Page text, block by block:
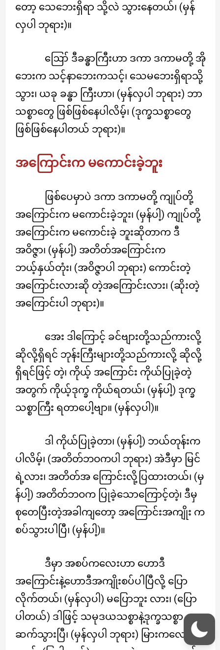
တော့ သေဘေးရှိရာ သို့လဲ သွားနေတယ်၊ (မှန်
လှပါ ဘုရား)။
ဪ ဒီခန္ဓာကြီးဟာ ဒကာ ဒကာမတို့ အို
ဘေးက သင့်နာဘေးကသင့်၊ သေမဘေးရှိရာသို့
သွား၊ ယခု ခန္ဓာ ကြီးဟာ၊ (မှန်လှပါ ဘုရား) ဘာ
သစ္စာတွေ ဖြစ်ဖြစ်နေပါလိမ့်၊ (ဒုက္ခသစ္စာတွေ
ဖြစ်ဖြစ်နေပါတယ် ဘုရား)။
အကြောင်းက မကောင်းခဲ့ဘူး
ဖြစ်ပေမှာပဲ ဒကာ ဒကာမတို့ ကျုပ်တို့
အကြောင်းက မကောင်းခဲ့ဘူး၊ (မှန်ပါ့) ကျုပ်တို့
အကြောင်းက မကောင်းခဲ့ ဘူးဆိုတာက ဒီ
အဝိဇ္ဇာ၊ (မှန်ပါ့) အတိတ်အကြောင်းက
ဘယ့်နှယ်တုံး၊ (အဝိဇ္ဇာပါ ဘုရား) ကောင်းတဲ့
အကြောင်းလားဆို တဲ့အကြောင်းလား၊ (ဆိုးတဲ့
အကြောင်းပါ ဘုရား)။
အေး ဒါကြောင့် ခင်ဗျားတို့သည်ကားလို့
ဆိုလို့ရှိရင် ဘုန်းကြီးများတို့သည်ကားလို့ ဆိုလို့
ရှိရင်ဖြင့် တဲ့၊ ကိုယ့် အကြောင်း ကိုယ်ပြုခဲ့တဲ့
အတွက် ကိုယ့်ဒုက္ခ ကိုယ်ရတယ်၊ (မှန်ပါ့) ဒုက္ခ
သစ္စာကြီး ရတာပေါ့ဗျာ။ (မှန်လှပါ)။
ဒါ ကိုယ်ပြုခဲ့တာ၊ (မှန်ပါ့) ဘယ်တုန်းက
ပါလိမ့်၊ (အတိတ်ဘဝကပါ ဘုရား) အဲဒီမှာ မြင်
ရဲ့လား၊ အတိတ်အ ကြောင်းလို့ပြထားတယ်၊ (မှ
န်ပါ့) အတိတ်ဘဝက ပြုခဲ့သောကြောင့်တဲ့၊ ဒီမှ
စုတေပြီးတဲ့အခါကျတော့ အကြောင်းအကျိုး က
စပ်သွားပါပြီ၊ (မှန်ပါ့)။
ဒီမှာ အစပ်ကလေးဟာ ဟောဒီ
အကြောင်းနဲ့ဟောဒီအကျိုးစပ်ပါပြီလို့ ပြော
လိုက်တယ်၊ (မှန်လှပါ) မပြောဘူး လား၊ (ပြော
ပါတယ်) ဒါဖြင့် သမုဒယသစ္စာနဲ့ဒုက္ခသစ္စာ
ဆက်သွားပြီ၊ (မှန်လှပါ ဘုရား) မြားကလေးပြ